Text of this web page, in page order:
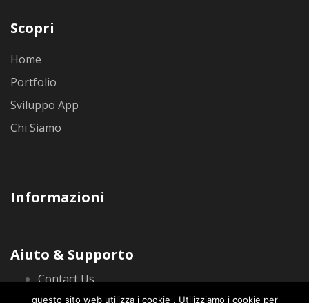
Scopri
Home
Portfolio
Sviluppo App
Chi Siamo
Informazioni
Aiuto & Supporto
Contact Us
questo sito web utilizza i cookie . Utilizziamo i cookie per